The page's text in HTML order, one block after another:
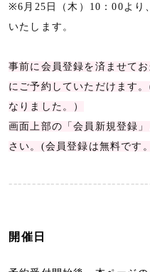
※6月25日（木）10：00より
いたします。
事前に会員登録を済ませて
にご予約していただけます
なりました。）
画面上部の「会員新規登録
さい。(会員登録は無料です
開催日